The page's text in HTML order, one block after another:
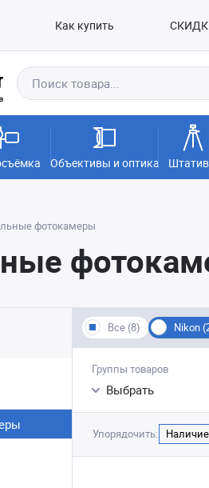
Как купить
Объективы и оптика
фотокамеры
Все (8) Nikon
Группы товаров
Выбрать
Упорядочить: Наличие